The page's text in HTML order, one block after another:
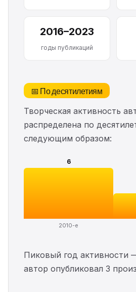
2016–2023
годы публикаций
📅 По десятилетиям
Творческая активность
распределена по
следующим образом:
6
2010-е
Пиковый год активности
автор опубликовал 3